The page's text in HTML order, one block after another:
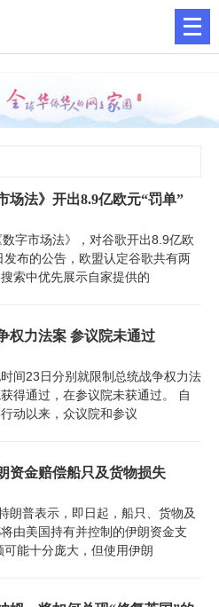
场法》开出8.9亿欧元“罚单”
字市场法》，对谷歌开出8.9亿欧
布的公告，欧盟认定谷歌共有两
索中优先展示自家提供的
权力法案 参议院未通过
间23日分别就限制总统战争权力法
得通过，在参议院未获通过。 自
动以来，众议院和参议
资金赔偿船只及货物损失
朗普表示，即日起，船只、货物及
由美国持有并控制的伊朗资金支
能十分庞大，但使用伊朗